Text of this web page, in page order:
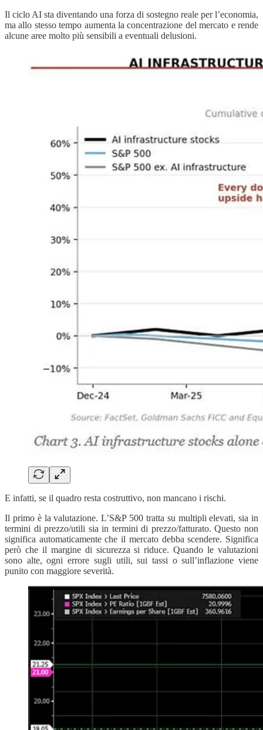
Il ciclo AI sta diventando una forza di sostegno reale per l’economia,
ma allo stesso tempo aumenta la concentrazione del mercato e rende
alcune aree molto più sensibili a eventuali delusioni.
E infatti, se il quadro resta costruttivo, non mancano i rischi.
Il primo è la valutazione. L’S&P 500 tratta su multipli elevati, sia in
termini di prezzo/utili sia in termini di prezzo/fatturato. Questo non
significa automaticamente che il mercato debba scendere. Significa
però che il margine di sicurezza si riduce. Quando le valutazioni
sono alte, ogni errore sugli utili, sui tassi o sull’inflazione viene
punito con maggiore severità.